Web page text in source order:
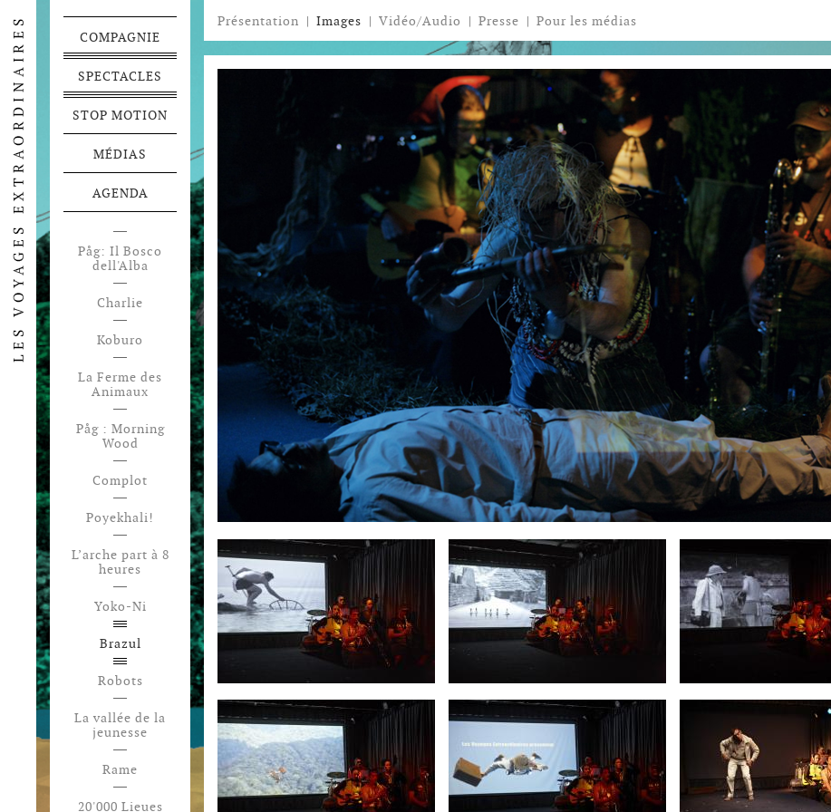
Présentation | Images | Vidéo/Audio | Presse | Pour les médias
COMPAGNIE
SPECTACLES
STOP MOTION
MÉDIAS
AGENDA
Påg: Il Bosco
dell'Alba
Charlie
Koburo
La Ferme des
Animaux
Påg : Morning
Wood
Complot
Poyekhali!
L’arche part à 8
heures
Yoko-Ni
Brazul
Robots
La vallée de la
jeunesse
Rame
20'000 Lieues
Festen
Voyage en
Pamukalie